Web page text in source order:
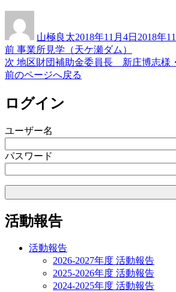
者山極良太日:
2018年11月4日 2018年
投
稿
ビ
ゲ
ー
シ
ョ
前 前
の
投
事業所見学（天ケ瀬ダム）
次 次
の
稿:
地区財団補助金委員長 新庄博志
前のページへ戻る
ログイン
ユーザー名
パスワード
活動報告
活動報告
2026-2027年度 活動報告
2025-2026年度 活動報告
2024-2025年度 活動報告